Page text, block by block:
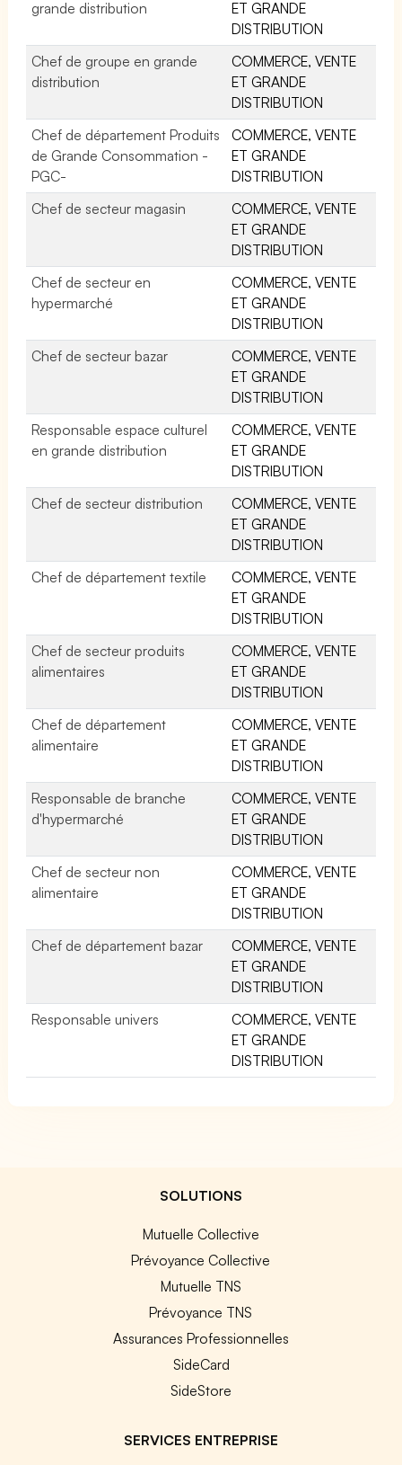
grande distribution
ET GRANDE
DISTRIBUTION
Chef de groupe en grande
distribution
COMMERCE, VENTE
ET GRANDE
DISTRIBUTION
Chef de département Produits
de Grande Consommation -
PGC-
COMMERCE, VENTE
ET GRANDE
DISTRIBUTION
Chef de secteur magasin
COMMERCE, VENTE
ET GRANDE
DISTRIBUTION
Chef de secteur en
hypermarché
COMMERCE, VENTE
ET GRANDE
DISTRIBUTION
Chef de secteur bazar
COMMERCE, VENTE
ET GRANDE
DISTRIBUTION
Responsable espace culturel
en grande distribution
COMMERCE, VENTE
ET GRANDE
DISTRIBUTION
Chef de secteur distribution
COMMERCE, VENTE
ET GRANDE
DISTRIBUTION
Chef de département textile
COMMERCE, VENTE
ET GRANDE
DISTRIBUTION
Chef de secteur produits
alimentaires
COMMERCE, VENTE
ET GRANDE
DISTRIBUTION
Chef de département
alimentaire
COMMERCE, VENTE
ET GRANDE
DISTRIBUTION
Responsable de branche
d'hypermarché
COMMERCE, VENTE
ET GRANDE
DISTRIBUTION
Chef de secteur non
alimentaire
COMMERCE, VENTE
ET GRANDE
DISTRIBUTION
Chef de département bazar
COMMERCE, VENTE
ET GRANDE
DISTRIBUTION
Responsable univers
COMMERCE, VENTE
ET GRANDE
DISTRIBUTION
SOLUTIONS
Mutuelle Collective
Prévoyance Collective
Mutuelle TNS
Prévoyance TNS
Assurances Professionnelles
SideCard
SideStore
SERVICES ENTREPRISE